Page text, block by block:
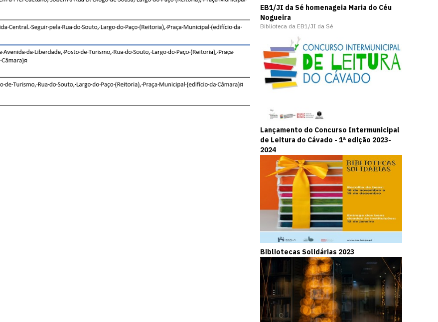
EB1/JI da Sé homenageia Maria do Céu
Nogueira
Biblioteca da EB1/JI da Sé
Lançamento do Concurso Intermunicipal
de Leitura do Cávado - 1ª edição 2023-
2024
Bibliotecas Solidárias 2023